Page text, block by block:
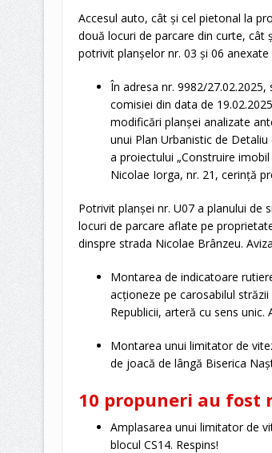
Accesul auto, cât și cel pietonal la
două locuri de parcare din curte, cât
potrivit planșelor nr. 03 și 06 anexate
În adresa nr. 9982/
comisiei din data de
modificări planșei analizate
unui Plan Urbanistic de
a proiectului „Construire
Nicolae Iorga, nr. 21, cerință
Potrivit planșei nr. U07 a planului de
locuri de parcare aflate pe
dinspre strada Nicolae Brânzeu.
Montarea de indicatoare
acționeze pe carosabilul
Republicii, arteră cu sens unic.
Montarea unui limitator de
de joacă de lângă Biserica
10 propuneri au fost
Amplasarea unui limitator de
blocul CS14. Respins!